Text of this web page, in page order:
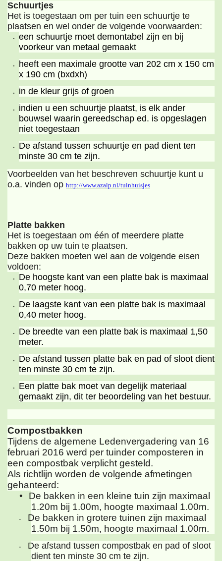
Schuurtjes
Het is toegestaan om per tuin een schuurtje te
plaatsen en wel onder de volgende voorwaarden:
een schuurtje moet demontabel zijn en bij
voorkeur van metaal gemaakt
heeft een maximale grootte van 202 cm x 150 cm
x 190 cm (bxdxh)
in de kleur grijs of groen
indien u een schuurtje plaatst, is elk ander
bouwsel waarin gereedschap ed. is opgeslagen
niet toegestaan
De afstand tussen schuurtje en pad dient ten
minste 30 cm te zijn.
Voorbeelden van het beschreven schuurtje kunt u
o.a. vinden op http://www.azalp.nl/tuinhuisjes
Platte bakken
Het is toegestaan om één of meerdere platte
bakken op uw tuin te plaatsen.
Deze bakken moeten wel aan de volgende eisen
voldoen:
De hoogste kant van een platte bak is maximaal
0,70 meter hoog.
De laagste kant van een platte bak is maximaal
0,40 meter hoog.
De breedte van een platte bak is maximaal 1,50
meter.
De afstand tussen platte bak en pad of sloot dient
ten minste 30 cm te zijn.
Een platte bak moet van degelijk materiaal
gemaakt zijn, dit ter beoordeling van het bestuur.
Compostbakken
Tijdens de algemene Ledenvergadering van 16
februari 2016 werd per tuinder composteren in
een compostbak verplicht gesteld.
Als richtlijn worden de volgende afmetingen
gehanteerd:
•
De bakken in een kleine tuin zijn maximaal
1.20m bij 1.00m, hoogte maximaal 1.00m.
•
De bakken in grotere tuinen zijn maximaal
1.50m bij 1.50m, hoogte maximaal 1.00m.
•
De afstand tussen compostbak en pad of sloot
dient ten minste 30 cm te zijn.